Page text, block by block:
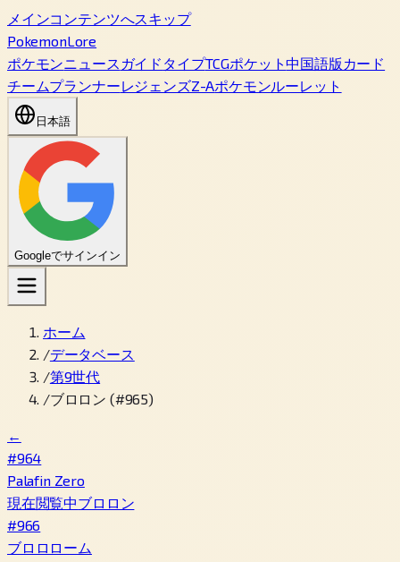
メインコンテンツへスキップ
PokemonLore
ポケモンニュース ガイド タイプTCGポケット中国語版カード
チームプランナーレジェンズZ-Aポケモンルーレット
日本語
Googleでサインイン
ホーム
/データベース
/第9世代
/ブロロン (#965)
←
#964
Palafin Zero
現在閲覧中ブロロン
#966
ブロロローム